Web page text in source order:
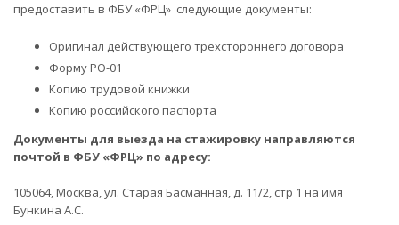
предоставить в ФБУ «ФРЦ» следующие документы:
Оригинал действующего трехстороннего договора
Форму РО-01
Копию трудовой книжки
Копию российского паспорта
Документы для выезда на стажировку направляются
почтой в ФБУ «ФРЦ» по адресу:
105064, Москва, ул. Старая Басманная, д. 11/2, стр 1 на имя
Бункина А.С.